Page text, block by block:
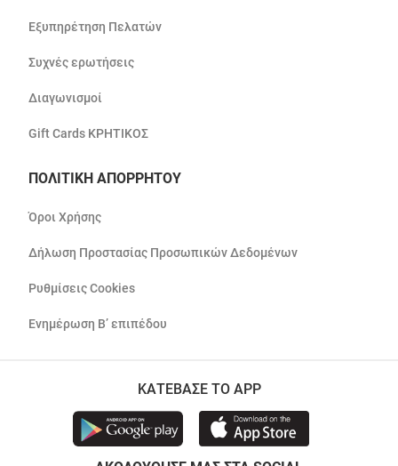
Εξυπηρέτηση Πελατών
Συχνές ερωτήσεις
Διαγωνισμοί
Gift Cards ΚΡΗΤΙΚΟΣ
ΠΟΛΙΤΙΚΗ ΑΠΟΡΡΗΤΟΥ
Όροι Χρήσης
Δήλωση Προστασίας Προσωπικών Δεδομένων
Ρυθμίσεις Cookies
Ενημέρωση Β’ επιπέδου
ΚΑΤΕΒΑΣΕ ΤΟ APP